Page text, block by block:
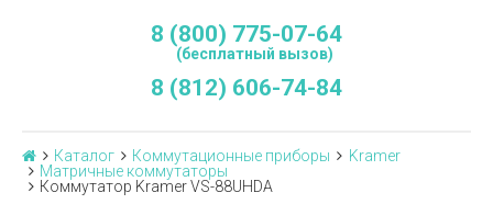
8 (800) 775-07-64
(бесплатный вызов)
8 (812) 606-74-84
Каталог Коммутационные приборы
Kramer
Матричные коммутаторы
Коммутатор Kramer VS-88UHDA